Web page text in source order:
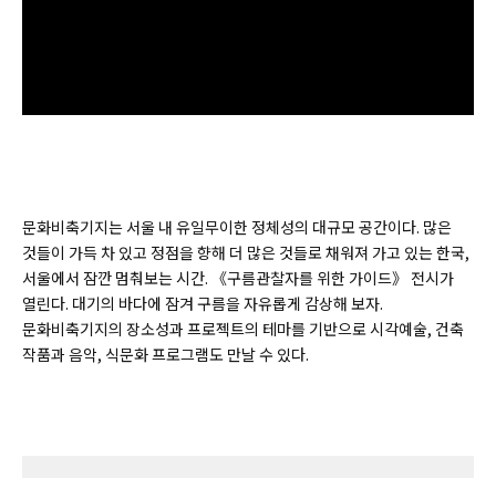
문화비축기지는 서울 내 유일무이한 정체성의 대규모 공간이다. 많은
것들이 가득 차 있고 정점을 향해 더 많은 것들로 채워져 가고 있는 한국,
서울에서 잠깐 멈춰보는 시간. 《구름관찰자를 위한 가이드》 전시가
열린다. 대기의 바다에 잠겨 구름을 자유롭게 감상해 보자.
문화비축기지의 장소성과 프로젝트의 테마를 기반으로 시각예술, 건축
작품과 음악, 식문화 프로그램도 만날 수 있다.